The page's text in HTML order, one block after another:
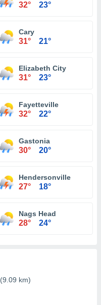
32° 23°
Cary
31° 21°
Elizabeth City
31° 23°
Fayetteville
32° 22°
Gastonia
30° 20°
Hendersonville
27° 18°
Nags Head
28° 24°
(9.09 km)